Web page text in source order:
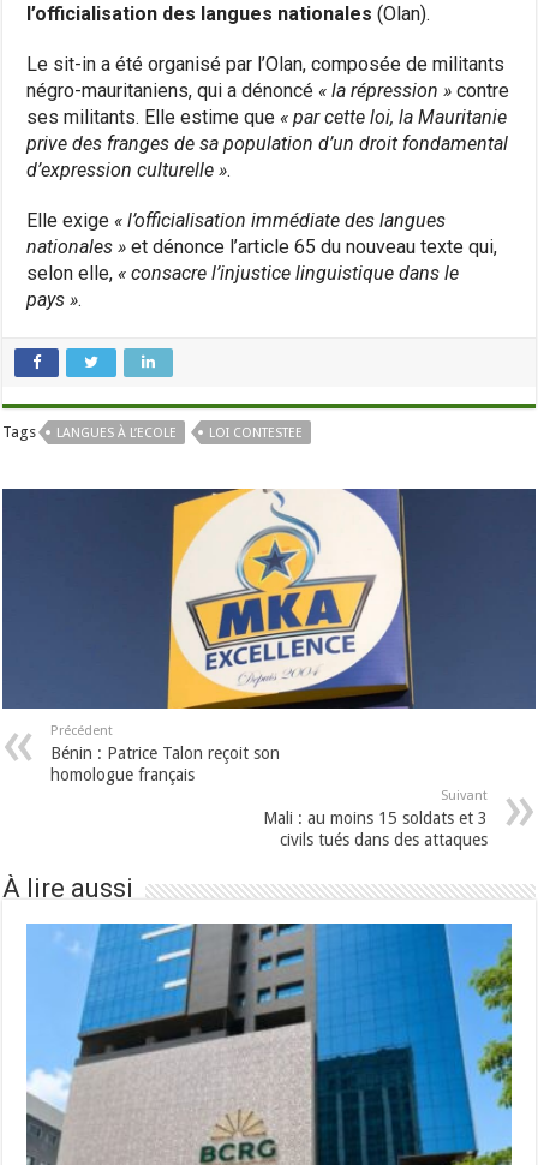
l’officialisation des langues nationales (Olan).
Le sit-in a été organisé par l’Olan, composée de militants
négro-mauritaniens, qui a dénoncé « la répression » contre
ses militants. Elle estime que « par cette loi, la Mauritanie
prive des franges de sa population d’un droit fondamental
d’expression culturelle ».
Elle exige « l’officialisation immédiate des langues
nationales » et dénonce l’article 65 du nouveau texte qui,
selon elle, « consacre l’injustice linguistique dans le
pays ».
Tags LANGUES À L’ECOLE LOI CONTESTEE
Précédent
Bénin : Patrice Talon reçoit son
homologue français
Suivant
Mali : au moins 15 soldats et 3
civils tués dans des attaques
À lire aussi